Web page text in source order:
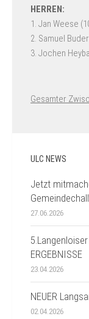
Gesamter
ULC NEWS
Jetzt
27.06.2026
ERGEBNISSE
23.04.2026
NEUER
02.04.2026